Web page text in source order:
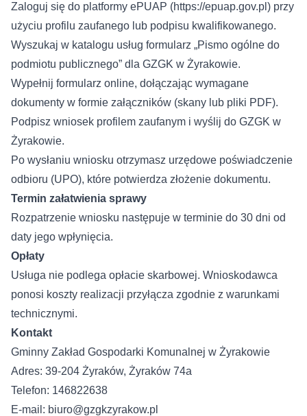
Zaloguj się do platformy ePUAP (https://epuap.gov.pl ) przy
użyciu profilu zaufanego lub podpisu kwalifikowanego.
Wyszukaj w katalogu usług formularz „Pismo ogólne do
podmiotu publicznego” dla GZGK w Żyrakowie.
Wypełnij formularz online, dołączając wymagane
dokumenty w formie załączników (skany lub pliki PDF).
Podpisz wniosek profilem zaufanym i wyślij do GZGK w
Żyrakowie.
Po wysłaniu wniosku otrzymasz urzędowe poświadczenie
odbioru (UPO), które potwierdza złożenie dokumentu.
Termin załatwienia sprawy
Rozpatrzenie wniosku następuje w terminie do 30 dni od
daty jego wpłynięcia.
Opłaty
Usługa nie podlega opłacie skarbowej. Wnioskodawca
ponosi koszty realizacji przyłącza zgodnie z warunkami
technicznymi.
Kontakt
Gminny Zakład Gospodarki Komunalnej w Żyrakowie
Adres: 39-204 Żyraków, Żyraków 74a
Telefon: 146822638
E-mail: biuro@gzgkzyrakow.pl